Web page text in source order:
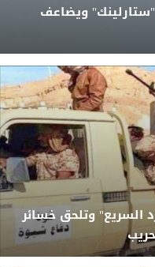
"ستارلينك" ويضاعف
السريع" وتلحق خسائر